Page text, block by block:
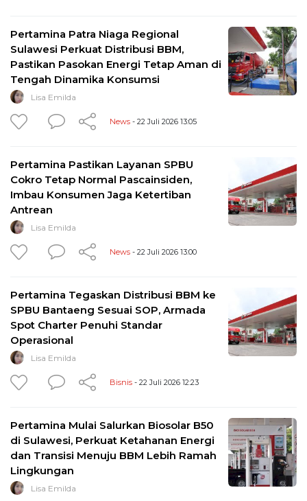
Pertamina Patra Niaga Regional
Sulawesi Perkuat Distribusi BBM,
Pastikan Pasokan Energi Tetap Aman di
Tengah Dinamika Konsumsi
Lisa Emilda
News - 22 Juli 2026 13:05
Pertamina Pastikan Layanan SPBU
Cokro Tetap Normal Pascainsiden,
Imbau Konsumen Jaga Ketertiban
Antrean
Lisa Emilda
News - 22 Juli 2026 13:00
Pertamina Tegaskan Distribusi BBM ke
SPBU Bantaeng Sesuai SOP, Armada
Spot Charter Penuhi Standar
Operasional
Lisa Emilda
Bisnis - 22 Juli 2026 12:23
Pertamina Mulai Salurkan Biosolar B50
di Sulawesi, Perkuat Ketahanan Energi
dan Transisi Menuju BBM Lebih Ramah
Lingkungan
Lisa Emilda